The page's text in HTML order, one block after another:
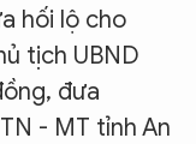
hối lộ cho
tịch UBND
đưa
- MT tỉnh An